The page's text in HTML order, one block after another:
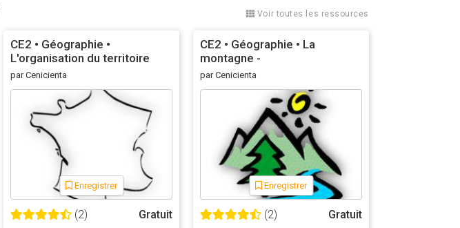
Voir toutes les ressources
CE2 • Géographie •
L'organisation du territoire
français -
par Cenicienta
Enregistrer
(2)
Gratuit
CE2 • Géographie • La
montagne -
par Cenicienta
Enregistrer
(2)
Gratuit